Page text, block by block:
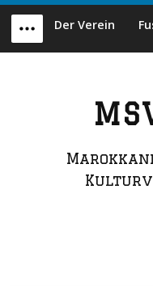
Skip
content
Menu
Der Verein